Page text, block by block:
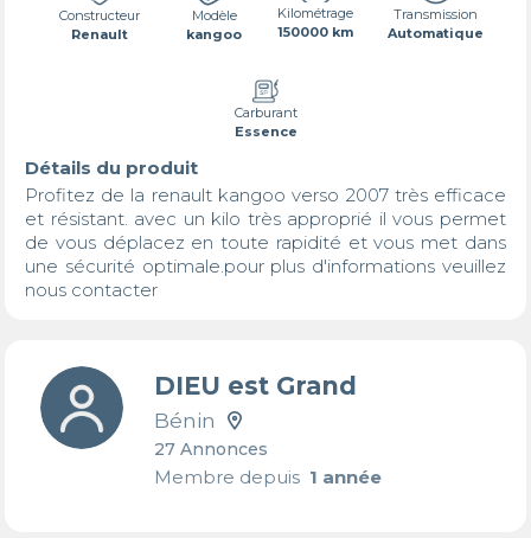
Constructeur
Renault
Modèle
kangoo
Kilométrage
150000 km
Transmission
Automatique
Carburant
Essence
Détails du produit
Profitez de la renault kangoo verso 2007 très efficace
et résistant. avec un kilo très approprié il vous permet
de vous déplacez en toute rapidité et vous met dans
une sécurité optimale.pour plus d'informations veuillez
nous contacter
DIEU est Grand
Bénin
27 Annonces
Membre depuis1 année